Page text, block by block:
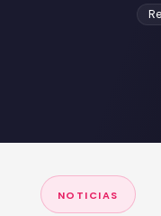
NOTICIAS